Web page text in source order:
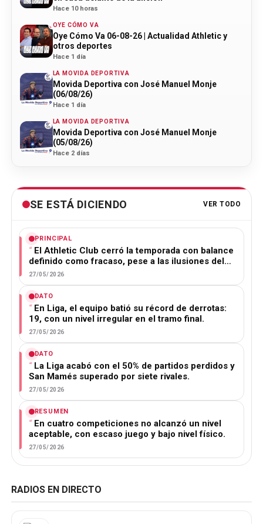
Hace 10 horas
OYE CÓMO VA
Oye Cómo Va 06-08-26 | Actualidad Athletic y
otros deportes
Hace 1 día
LA MOVIDA DEPORTIVA
Movida Deportiva con José Manuel Monje
(06/08/26)
Hace 1 día
LA MOVIDA DEPORTIVA
Movida Deportiva con José Manuel Monje
(05/08/26)
Hace 2 días
SE ESTÁ DICIENDO VER TODO
PRINCIPAL
El Athletic Club cerró la temporada con balance
definido como fracaso, pese a las ilusiones del…
27/05/2026
DATO
En Liga, el equipo batió su récord de derrotas:
19, con un nivel irregular en el tramo final.
27/05/2026
DATO
La Liga acabó con el 50% de partidos perdidos y
San Mamés superado por siete rivales.
27/05/2026
RESUMEN
En cuatro competiciones no alcanzó un nivel
aceptable, con escaso juego y bajo nivel físico.
27/05/2026
RADIOS EN DIRECTO